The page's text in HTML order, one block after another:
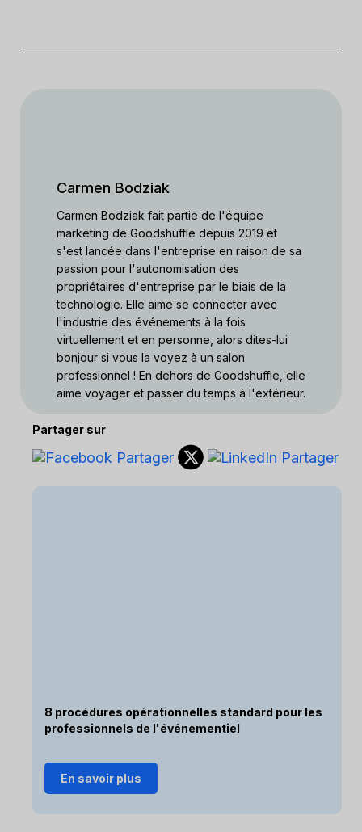
Carmen Bodziak
Carmen Bodziak fait partie de l'équipe
marketing de Goodshuffle depuis 2019 et
s'est lancée dans l'entreprise en raison de sa
passion pour l'autonomisation des
propriétaires d'entreprise par le biais de la
technologie. Elle aime se connecter avec
l'industrie des événements à la fois
virtuellement et en personne, alors dites-lui
bonjour si vous la voyez à un salon
professionnel ! En dehors de Goodshuffle, elle
aime voyager et passer du temps à l'extérieur.
Partager sur
8 procédures opérationnelles standard pour les
professionnels de l'événementiel
En savoir plus